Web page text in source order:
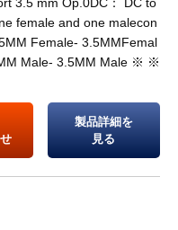
female and one malecon
Female- 3.5MMFemal
Male- 3.5MM Male ※ ※
製品詳細を
見る